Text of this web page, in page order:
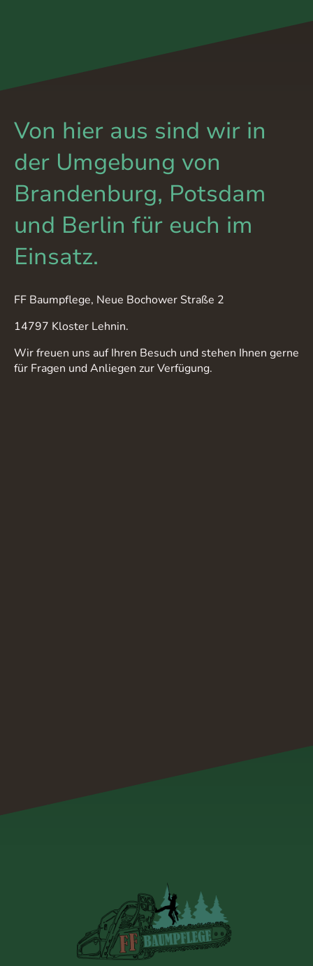
Von hier aus sind wir in
der Umgebung von
Brandenburg, Potsdam
und Berlin für euch im
Einsatz.
FF Baumpflege, Neue Bochower Straße 2
14797 Kloster Lehnin.
Wir freuen uns auf Ihren Besuch und stehen Ihnen gerne
für Fragen und Anliegen zur Verfügung.